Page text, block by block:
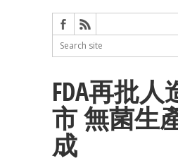
FDA再批
市 無菌生
成